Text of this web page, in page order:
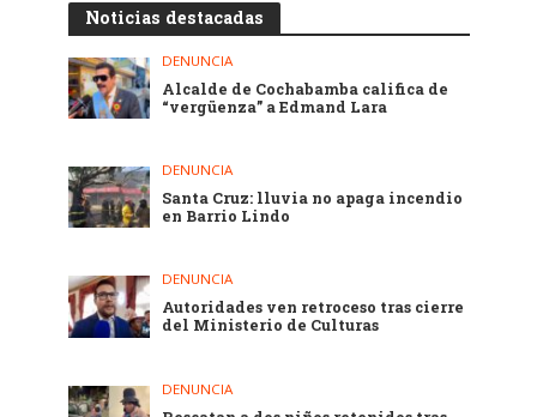
Noticias destacadas
DENUNCIA
Alcalde de Cochabamba califica de
“vergüenza” a Edmand Lara
DENUNCIA
Santa Cruz: lluvia no apaga incendio
en Barrio Lindo
DENUNCIA
Autoridades ven retroceso tras cierre
del Ministerio de Culturas
DENUNCIA